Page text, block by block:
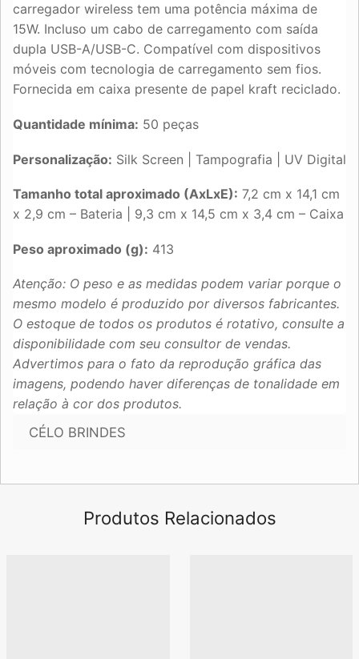
carregador wireless tem uma potência máxima de
15W. Incluso um cabo de carregamento com saída
dupla USB-A/USB-C. Compatível com dispositivos
móveis com tecnologia de carregamento sem fios.
Fornecida em caixa presente de papel kraft reciclado.
Quantidade mínima: 50 peças
Personalização: Silk Screen | Tampografia | UV Digital
Tamanho total aproximado (AxLxE): 7,2 cm x 14,1 cm
x 2,9 cm – Bateria | 9,3 cm x 14,5 cm x 3,4 cm – Caixa
Peso aproximado (g): 413
Atenção: O peso e as medidas podem variar porque o
mesmo modelo é produzido por diversos fabricantes.
O estoque de todos os produtos é rotativo, consulte a
disponibilidade com seu consultor de vendas.
Advertimos para o fato da reprodução gráfica das
imagens, podendo haver diferenças de tonalidade em
relação à cor dos produtos.
CÉLO BRINDES
Produtos Relacionados